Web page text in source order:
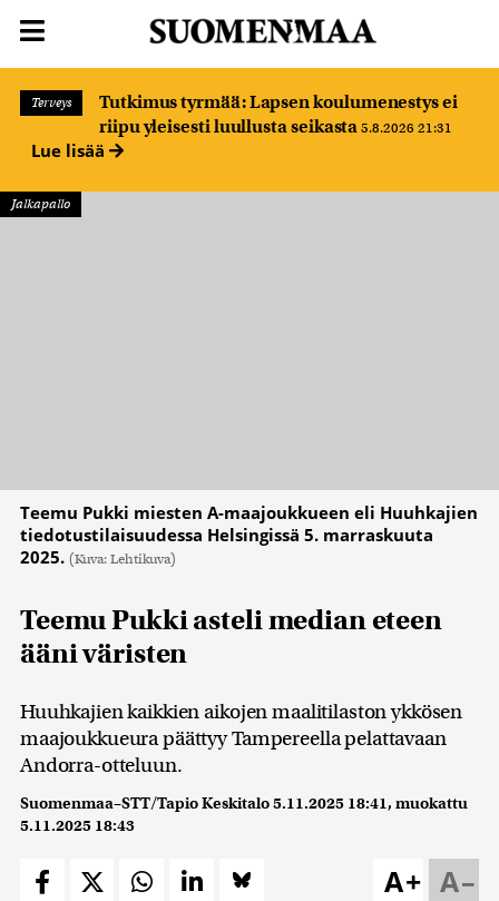
Terveys
Tutkimus tyrmää: Lapsen koulumenestys ei
riipu yleisesti luullusta seikasta 5.8.2026 21:31
Lue lisää
Jalkapallo
Teemu Pukki miesten A-maajoukkueen eli Huuhkajien
tiedotustilaisuudessa Helsingissä 5. marraskuuta
2025. (Kuva: Lehtikuva)
Teemu Pukki asteli median eteen
ääni väristen
Huuhkajien kaikkien aikojen maalitilaston ykkösen
maajoukkueura päättyy Tampereella pelattavaan
Andorra-otteluun.
Suomenmaa–STT/Tapio Keskitalo5.11.2025 18:41, muokattu
5.11.2025 18:43
A–
A+